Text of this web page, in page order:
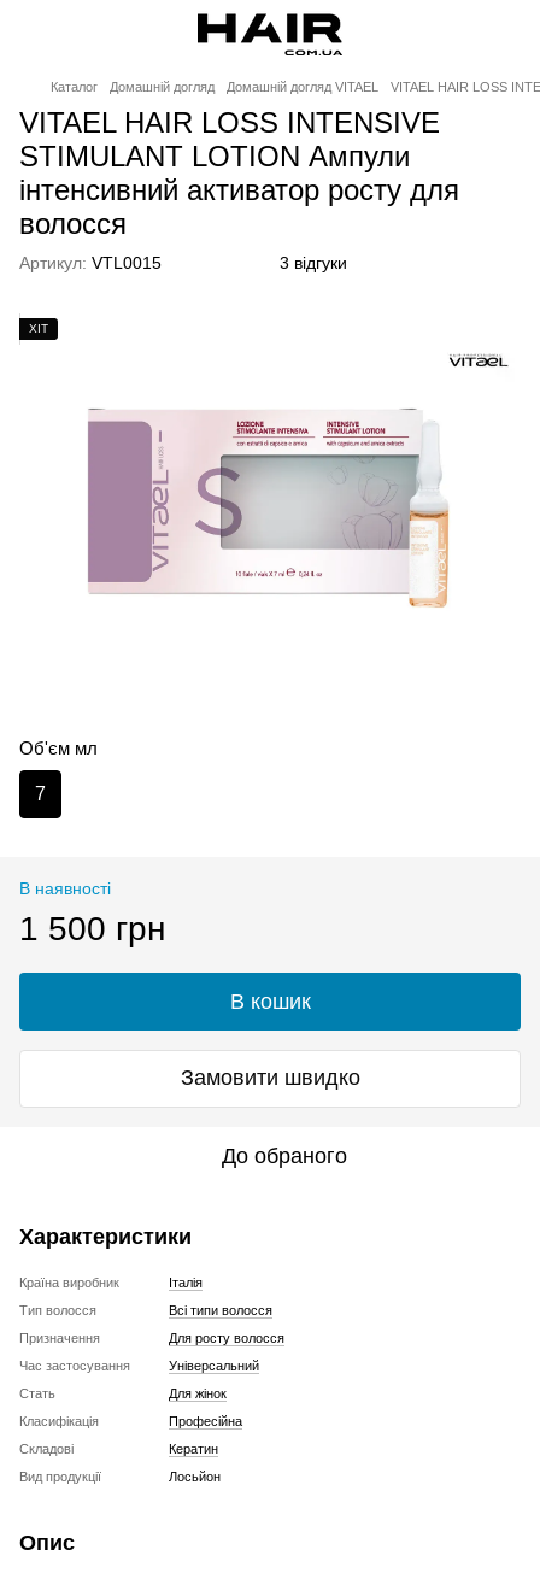
Каталог Домашній догляд Домашній догляд VITAEL VITAEL HAIR LOSS
VITAEL HAIR LOSS INTENSIVE
STIMULANT LOTION Ампули
інтенсивний активатор росту для
волосся
Артикул: VTL0015 3 відгуки
ХІТ
Об'єм мл
7
В наявності
1 500 грн
В кошик
Замовити швидко
До обраного
Характеристики
Країна виробник
Італія
Тип волосся
Всі типи волосся
Призначення
Для росту волосся
Час застосування
Універсальний
Стать
Для жінок
Класифікація
Професійна
Складові
Кератин
Вид продукції
Лосьйон
Опис